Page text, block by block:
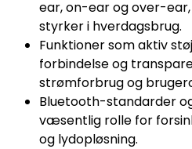
ear, on-ear og over-
styrker i hverdagsbrug.
Funktioner som aktiv
forbindelse og
strømforbrug og
Bluetooth-standarder
væsentlig rolle for
og lydopløsning.